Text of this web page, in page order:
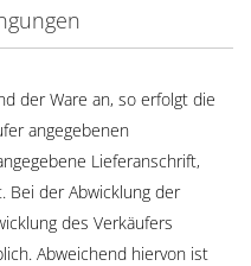
der Ware an, so erfolgt die
angegebenen
Lieferanschrift,
Bei der Abwicklung der
des Verkäufers
Abweichend hiervon ist